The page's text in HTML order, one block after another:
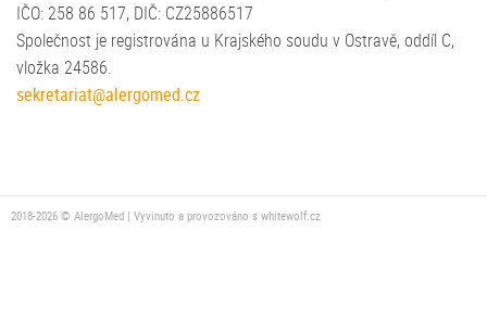
IČO: 258 86 517, DIČ: CZ25886517
Společnost je registrována u Krajského soudu v Ostravě, oddíl C,
vložka 24586.
sekretariat@alergomed.cz
2018-2026 © AlergoMed | Vyvinuto a provozováno s whitewolf.cz